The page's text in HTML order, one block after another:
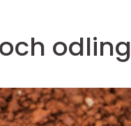
odling